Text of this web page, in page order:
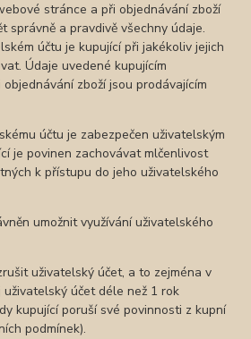
stránce a při objednávání zboží
správně a pravdivě všechny údaje.
účtu je kupující při jakékoliv jejich
Údaje uvedené kupujícím
zboží jsou prodávajícím
účtu je zabezpečen uživatelským
je povinen zachovávat mlčenlivost
k přístupu do jeho uživatelského
umožnit využívání uživatelského
uživatelský účet, a to zejména v
účet déle než 1 rok
kupující poruší své povinnosti z kupní
podmínek).